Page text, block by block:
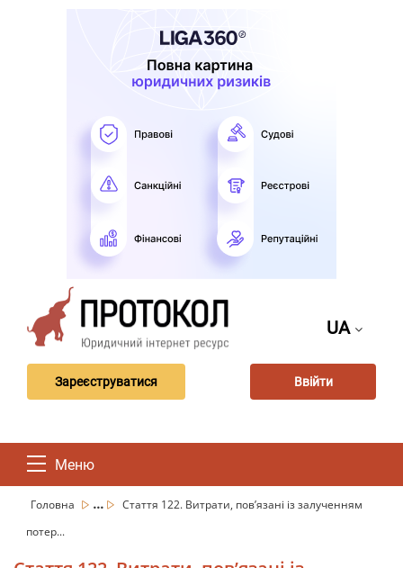
UA
Зареєструватися Ввійти
Меню
Головна ...
Стаття 122. Витрати, пов’язані із залученням
потер...